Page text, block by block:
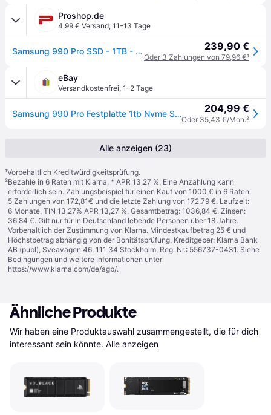
Proshop.de
4,99 € Versand, 11–13 Tage
Samsung 990 Pro SSD - 1TB - Ohne Kühlkörper - M.2 2280 - PCIe 4.0 239,90 €
Oder 3 Zahlungen von 79,96 €¹
eBay
Versandkostenfrei, 1–2 Tage
Samsung 990 Pro Festplatte 1tb Nvme Ssd - Neu - Ovp - 19%mwst 204,99 €
Oder 35,43 €/Mon.²
Alle anzeigen (23)
¹Vorbehaltlich Kreditwürdigkeitsprüfung.
²Bezahle in 6 Raten mit Klarna, * APR 13,27 %. Eine Anzahlung kann
erforderlich sein. Zahlungsbeispiel für einen Kauf von 1000 € in 6 Raten:
5 Zahlungen von 172,81€ und die letzte Zahlung von 172,79 €. Laufzeit:
6 Monate. TIN 13,27% APR 13,27 %. Gesamtbetrag: 1036,84 €. Zinsen:
36,84 €. Gilt nur für in Deutschland lebende Personen über 18 Jahre.
Vorbehaltlich der Zustimmung von Klarna. Mindestkaufbetrag 25 € und
Höchstbetrag abhängig von der Bonitätsprüfung. Kreditgeber: Klarna Bank
AB (publ), Sveavägen 46, 111 34 Stockholm, Reg. Nr.: 556737-0431. Siehe
Bedingungen und weitere Informationen unter
https://www.klarna.com/de/agb/.
Ähnliche Produkte
Wir haben eine Produktauswahl zusammengestellt, die für dich
interessant sein könnte. Alle anzeigen